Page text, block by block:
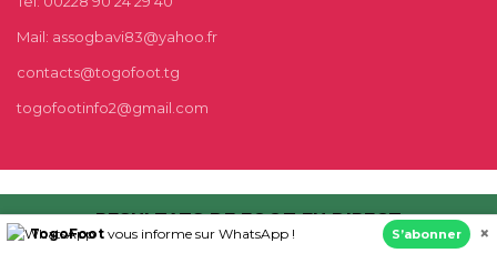
Mail: assogbavi83@yahoo.fr
contacts@togofoot.tg
togofootinfo2@gmail.com
RESULTATS DE FOOT EN DIRECT
TogoFoot vous informe sur WhatsApp ! S’abonner ×